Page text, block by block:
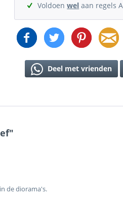
Voldoenwel aan regels
Deel met vrienden
de diorama's.